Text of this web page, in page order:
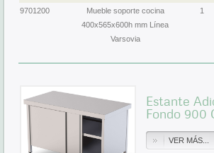
9701200
Mueble soporte cocina
400x565x600h mm Línea
Varsovia
1
Estante
Fondo 900
VER MÁS...